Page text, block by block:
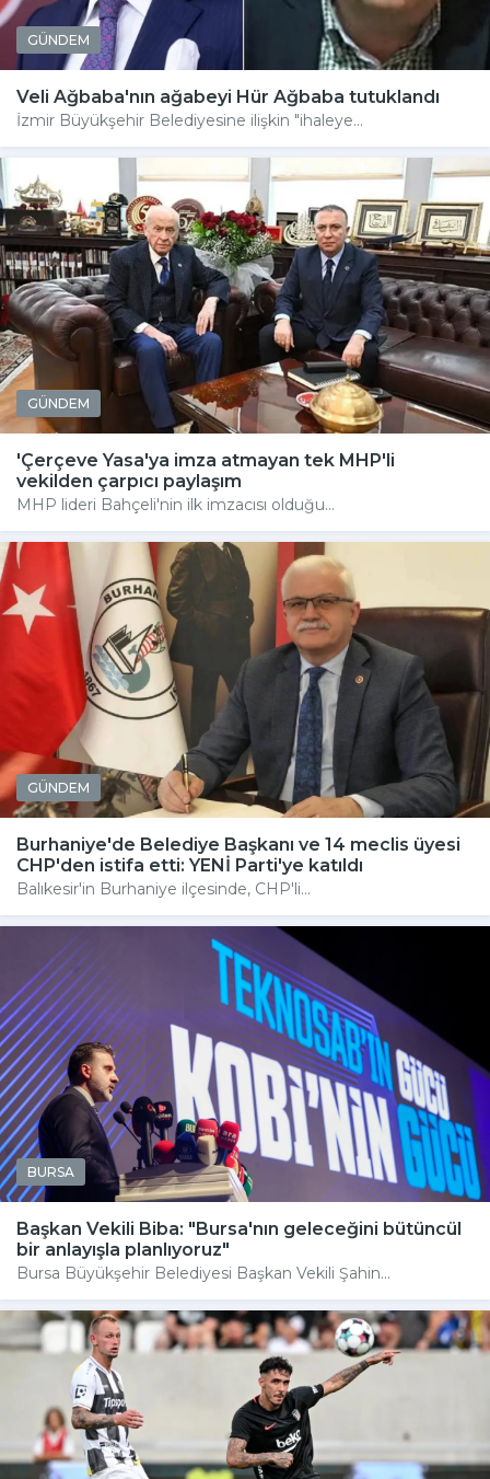
GÜNDEM
Veli Ağbaba'nın ağabeyi Hür Ağbaba tutuklandı
İzmir Büyükşehir Belediyesine ilişkin "ihaleye...
GÜNDEM
'Çerçeve Yasa'ya imza atmayan tek MHP'li
vekilden çarpıcı paylaşım
MHP lideri Bahçeli'nin ilk imzacısı olduğu...
GÜNDEM
Burhaniye'de Belediye Başkanı ve 14 meclis üyesi
CHP'den istifa etti: YENİ Parti'ye katıldı
Balıkesir'in Burhaniye ilçesinde, CHP'li...
BURSA
Başkan Vekili Biba: "Bursa'nın geleceğini bütüncül
bir anlayışla planlıyoruz"
Bursa Büyükşehir Belediyesi Başkan Vekili Şahin...